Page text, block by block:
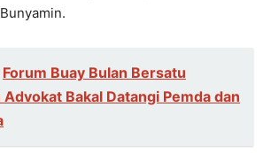
Forum Buay Bulan Bersatu
Bakal Datangi Pemda dan